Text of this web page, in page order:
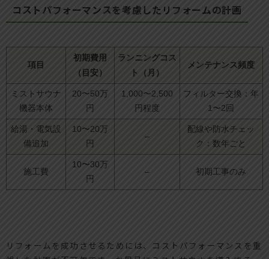
コストパフォーマンスを考慮したリフォームの計画
項目
初期費用
（目安）
ランニングコス
ト（月）
メンテナンス頻度
ミストサウナ
機器本体
20〜50万
円
1,000〜2,500
円程度
フィルター交換：年
1〜2回
給湯・電気設
備追加
10〜20万
円
–
配線や防水チェッ
ク：数年ごと
施工費
10〜30万
円
– 初期工事のみ
リフォームを成功させるためには、コストパフォーマンスを重